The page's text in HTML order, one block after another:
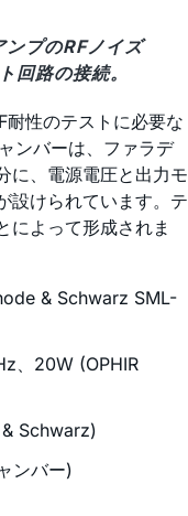
プのRFノイズ
回路の接続。
耐性のテストに必要な
ンバーは、ファラデ
に、電源電圧と出力モ
設けられています。テ
によって形成されま
& Schwarz SML-
、20W (OPHIR
Schwarz)
ンバー)